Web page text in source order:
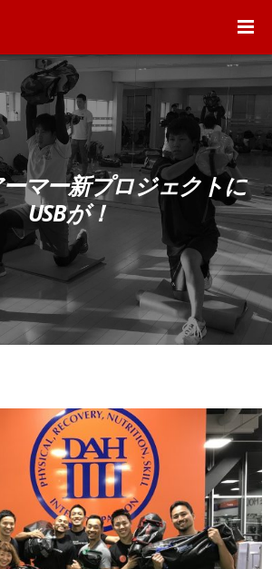
マー新プロジェクトに
USBが！